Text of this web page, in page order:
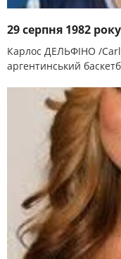
29 серпня 1982
Карлос ДЕЛЬФІНО /
аргентинський